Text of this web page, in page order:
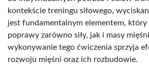
kontekście treningu siłowego,
jest fundamentalnym elementem, który
poprawy zarówno siły, jak i masy
wykonywanie tego ćwiczenia sprzyja
rozwoju mięśni oraz ich rozbudowie.